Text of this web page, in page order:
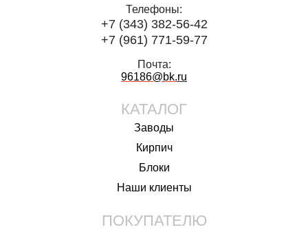
Телефоны:
+7 (343) 382-56-42
+7 (961) 771-59-77
Почта:
96186@bk.ru
КАТАЛОГ
Заводы
Кирпич
Блоки
Наши клиенты
ПОКУПАТЕЛЮ